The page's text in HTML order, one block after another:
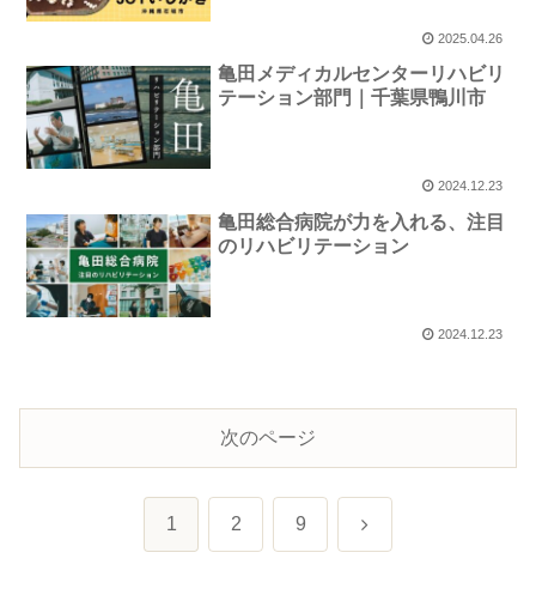
2025.04.26
亀田メディカルセンターリハビリ
テーション部門｜千葉県鴨川市
2024.12.23
亀田総合病院が力を入れる、注目
のリハビリテーション
2024.12.23
次のページ
1 2 9 次